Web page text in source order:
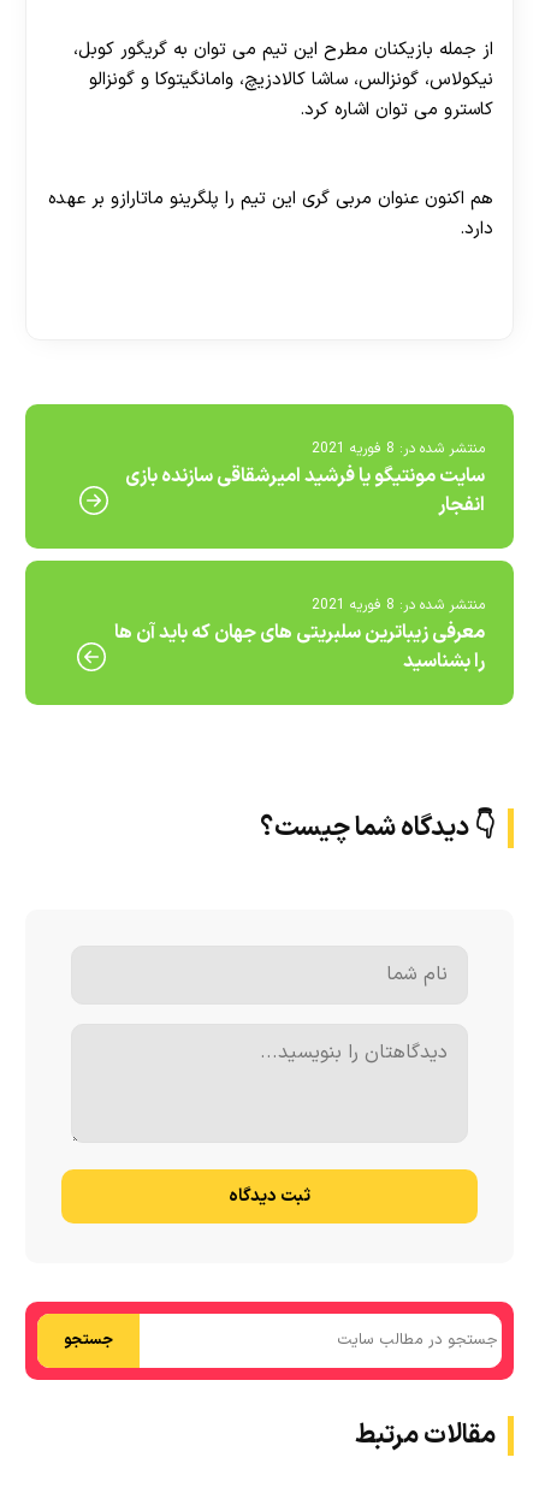
از جمله بازیکنان مطرح این تیم می توان به گریگور کوبل،
نیکولاس، گونزالس، ساشا کالادزیچ، وامانگیتوکا و گونزالو
کاسترو می توان اشاره کرد.
هم اکنون عنوان مربی گری این تیم را پلگرینو ماتارازو بر عهده
دارد.
منتشر شده در: 8 فوریه 2021
سایت مونتیگو یا فرشید امیرشقاقی سازنده بازی
انفجار
منتشر شده در: 8 فوریه 2021
معرفی زیباترین سلبریتی های جهان که باید آن ها
را بشناسید
👇 دیدگاه شما چیست؟
ثبت دیدگاه
جستجو
مقالات مرتبط